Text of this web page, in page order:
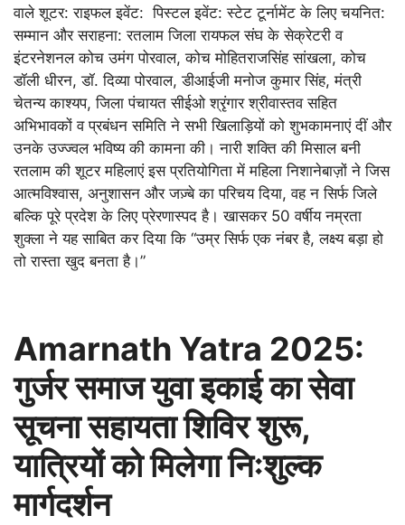
वाले शूटर: राइफल इवेंट: पिस्टल इवेंट: स्टेट टूर्नामेंट के लिए चयनित:
सम्मान और सराहना: रतलाम जिला रायफल संघ के सेक्रेटरी व
इंटरनेशनल कोच उमंग पोरवाल, कोच मोहितराजसिंह सांखला, कोच
डॉली धीरन, डॉ. दिव्या पोरवाल, डीआईजी मनोज कुमार सिंह, मंत्री
चेतन्य काश्यप, जिला पंचायत सीईओ श्रृंगार श्रीवास्तव सहित
अभिभावकों व प्रबंधन समिति ने सभी खिलाड़ियों को शुभकामनाएं दीं और
उनके उज्ज्वल भविष्य की कामना की। नारी शक्ति की मिसाल बनी
रतलाम की शूटर महिलाएं इस प्रतियोगिता में महिला निशानेबाज़ों ने जिस
आत्मविश्वास, अनुशासन और जज़्बे का परिचय दिया, वह न सिर्फ जिले
बल्कि पूरे प्रदेश के लिए प्रेरणास्पद है। खासकर 50 वर्षीय नम्रता
शुक्ला ने यह साबित कर दिया कि “उम्र सिर्फ एक नंबर है, लक्ष्य बड़ा हो
तो रास्ता खुद बनता है।”
Amarnath Yatra 2025:
गुर्जर समाज युवा इकाई का सेवा
सूचना सहायता शिविर शुरू,
यात्रियों को मिलेगा निःशुल्क
मार्गदर्शन